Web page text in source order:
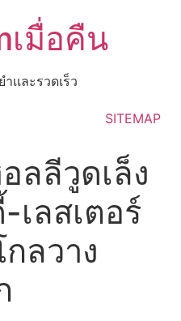
เมื่อคืน
เละรวดเร็ว
SITEMAP
ลลีวูดเล็ง
เลสเตอร์
ลวาง